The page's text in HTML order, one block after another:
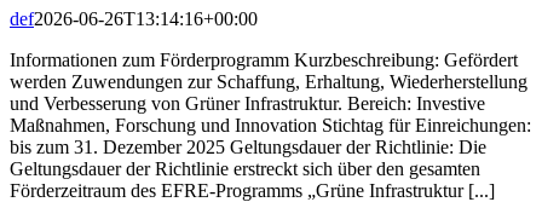
def2026-06-26T13:14:16+00:00
Informationen zum Förderprogramm Kurzbeschreibung: Gefördert
werden Zuwendungen zur Schaffung, Erhaltung, Wiederherstellung
und Verbesserung von Grüner Infrastruktur. Bereich: Investive
Maßnahmen, Forschung und Innovation Stichtag für Einreichungen:
bis zum 31. Dezember 2025 Geltungsdauer der Richtlinie: Die
Geltungsdauer der Richtlinie erstreckt sich über den gesamten
Förderzeitraum des EFRE-Programms „Grüne Infrastruktur [...]